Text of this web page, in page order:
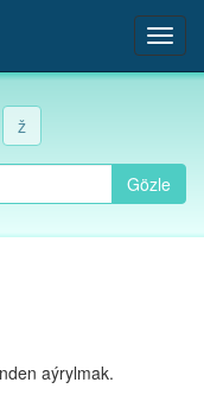
ž
Gözle
aýrylmak.